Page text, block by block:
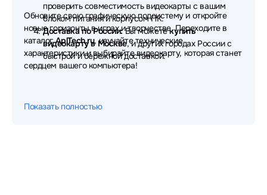
проверить совместимость видеокарты с вашим
блоком питания и корпусом ПК.
Доставка по России:Вы можетекупить
видеокарту в Москве, и других городах России с
быстрой и бережной доставкой.
Обновите свою графическую подсистему и откройте
новые горизонты в играх и творчестве. Переходите в
каталогAplTech.ru, изучайте технические
характеристики и выбирайте видеокарту, которая станет
сердцем вашего компьютера!
Показать полностью